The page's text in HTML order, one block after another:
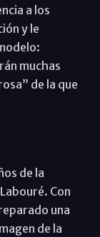
a los
y le
muchas
de la que
de la
Con
una
de la